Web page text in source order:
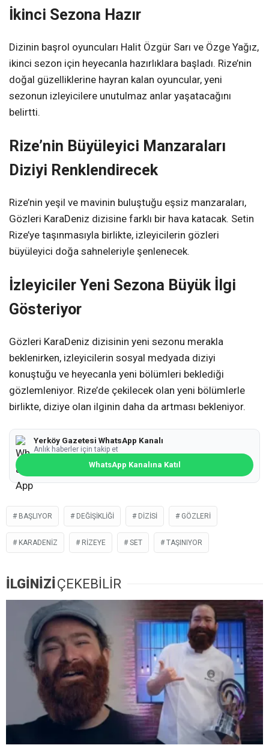
İkinci Sezona Hazır
Dizinin başrol oyuncuları Halit Özgür Sarı ve Özge Yağız,
ikinci sezon için heyecanla hazırlıklara başladı. Rize’nin
doğal güzelliklerine hayran kalan oyuncular, yeni
sezonun izleyicilere unutulmaz anlar yaşatacağını
belirtti.
Rize’nin Büyüleyici Manzaraları
Diziyi Renklendirecek
Rize’nin yeşil ve mavinin buluştuğu eşsiz manzaraları,
Gözleri KaraDeniz dizisine farklı bir hava katacak. Setin
Rize’ye taşınmasıyla birlikte, izleyicilerin gözleri
büyüleyici doğa sahneleriyle şenlenecek.
İzleyiciler Yeni Sezona Büyük İlgi
Gösteriyor
Gözleri KaraDeniz dizisinin yeni sezonu merakla
beklenirken, izleyicilerin sosyal medyada diziyi
konuştuğu ve heyecanla yeni bölümleri beklediği
gözlemleniyor. Rize’de çekilecek olan yeni bölümlerle
birlikte, diziye olan ilginin daha da artması bekleniyor.
Yerköy Gazetesi WhatsApp Kanalı
Anlık haberler için takip et
WhatsApp Kanalına Katıl
BAŞLIYOR DEĞIŞIKLIĞI DIZISI GÖZLERI
KARADENIZ RIZEYE SET TAŞINIYOR
İLGİNİZİÇEKEBİLİR